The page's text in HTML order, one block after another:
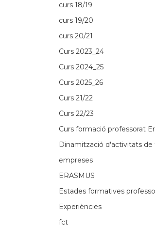
curs 18/19
curs 19/20
curs 20/21
Curs 2023_24
Curs 2024_25
Curs 2025_26
Curs 21/22
Curs 22/23
Curs formació professorat
Dinamització d'activitats
empreses
ERASMUS
Estades formatives
Experiències
fct